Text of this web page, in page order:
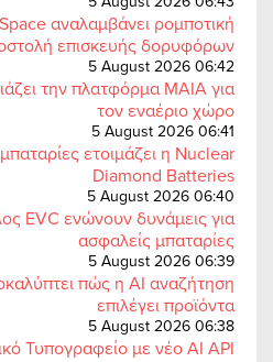
αναλαμβάνει ρομποτική
επισκευής δορυφόρων
5 August 2026 06:42
την πλατφόρμα MAIA για
τον εναέριο χώρο
5 August 2026 06:41
ετοιμάζει η Nuclear
Diamond Batteries
5 August 2026 06:40
EVC ενώνουν δυνάμεις για
ασφαλείς μπαταρίες
5 August 2026 06:39
πώς η AI αναζήτηση
επιλέγει προϊόντα
5 August 2026 06:38
Τυπογραφείο με νέο AI API